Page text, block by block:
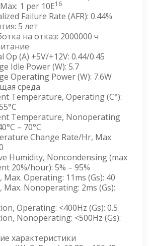
1 per 10E16
Failure Rate (AFR): 0.44%
5 лет
на отказ: 2000000 ч
Op (A) +5V/+12V: 0.44/0.45
Idle Power (W): 5.7
Operating Power (W): 7.6W
среда
Temperature, Operating (C°):
Temperature, Nonoperating
– 70°C
Change Rate/Hr, Max
Humidity, Noncondensing (max
20%/hour): 5% – 95%
Max. Operating: 11ms (Gs): 40
Max. Nonoperating: 2ms (Gs):
Operating: <400Hz (Gs): 0.5
Nonoperating: <500Hz (Gs):
характеристики